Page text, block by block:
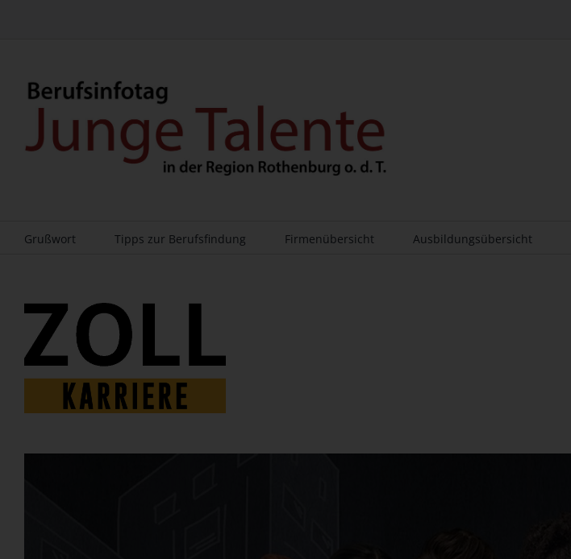
Grußwort Tipps zur Berufsfindung Firmenübersicht Ausbildungsübersicht